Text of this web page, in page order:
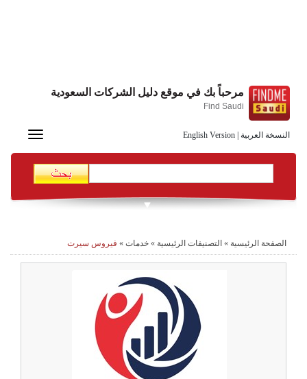
النسخة العربية English Version
مرحباً بك في موقع دليل الشركات السعودية
Find Saudi
Toggle
الصفحة الرئيسية » التصنيفات الرئيسية » خدمات » فيروس سيرت